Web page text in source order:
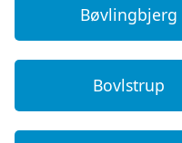
Bøvlingbjerg
Bovlstrup